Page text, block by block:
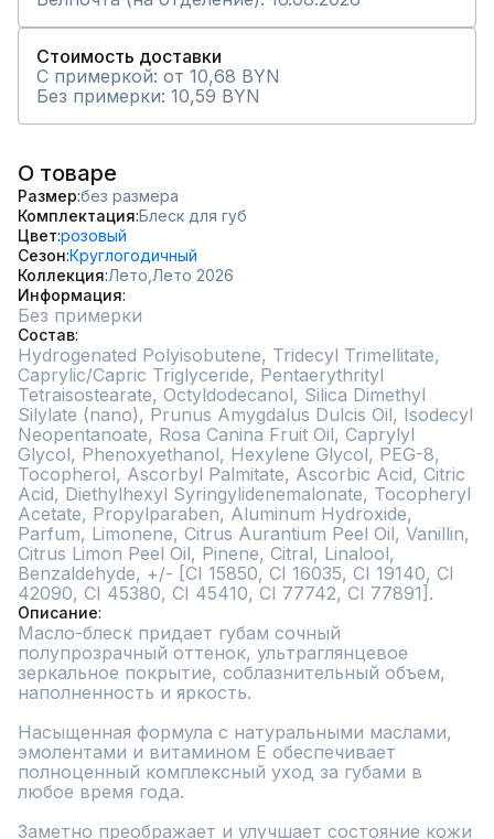
Стоимость доставки
С примеркой: от 10,68 BYN
Без примерки: 10,59 BYN
О товаре
Размер без размера
Комплектация Блеск для губ
Цвет розовый
Сезон Круглогодичный
Коллекция Лето, Лето 2026
Информация
Без примерки
Состав
Hydrogenated Polyisobutene, Tridecyl Trimellitate,
Caprylic/Capric Triglyceride, Pentaerythrityl
Tetraisostearate, Octyldodecanol, Silica Dimethyl
Silylate (nano), Prunus Amygdalus Dulcis Oil, Isodecyl
Neopentanoate, Rosa Canina Fruit Oil, Caprylyl
Glycol, Phenoxyethanol, Hexylene Glycol, PEG-8,
Tocopherol, Ascorbyl Palmitate, Ascorbic Acid, Citric
Acid, Diethylhexyl Syringylidenemalonate, Tocopheryl
Acetate, Propylparaben, Aluminum Hydroxide,
Parfum, Limonene, Citrus Aurantium Peel Oil, Vanillin,
Citrus Limon Peel Oil, Pinene, Citral, Linalool,
Benzaldehyde, +/- [CI 15850, CI 16035, CI 19140, CI
42090, CI 45380, CI 45410, CI 77742, CI 77891].
Описание
Масло-блеск придает губам сочный
полупрозрачный оттенок, ультраглянцевое
зеркальное покрытие, соблазнительный объем,
наполненность и яркость.
Насыщенная формула с натуральными маслами,
эмолентами и витамином Е обеспечивает
полноценный комплексный уход за губами в
любое время года.
Заметно преображает и улучшает состояние кожи